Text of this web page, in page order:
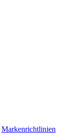
Markenrichtlinien